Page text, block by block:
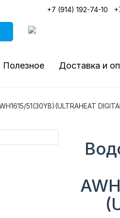
+7 (914) 192-74-10
Полезное Доставка и
51(30YB)(ULTRAHEAT